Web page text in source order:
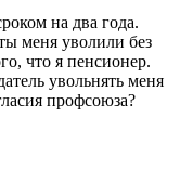
на два года.
меня уволили без
что я пенсионер.
увольнять меня
профсоюза?